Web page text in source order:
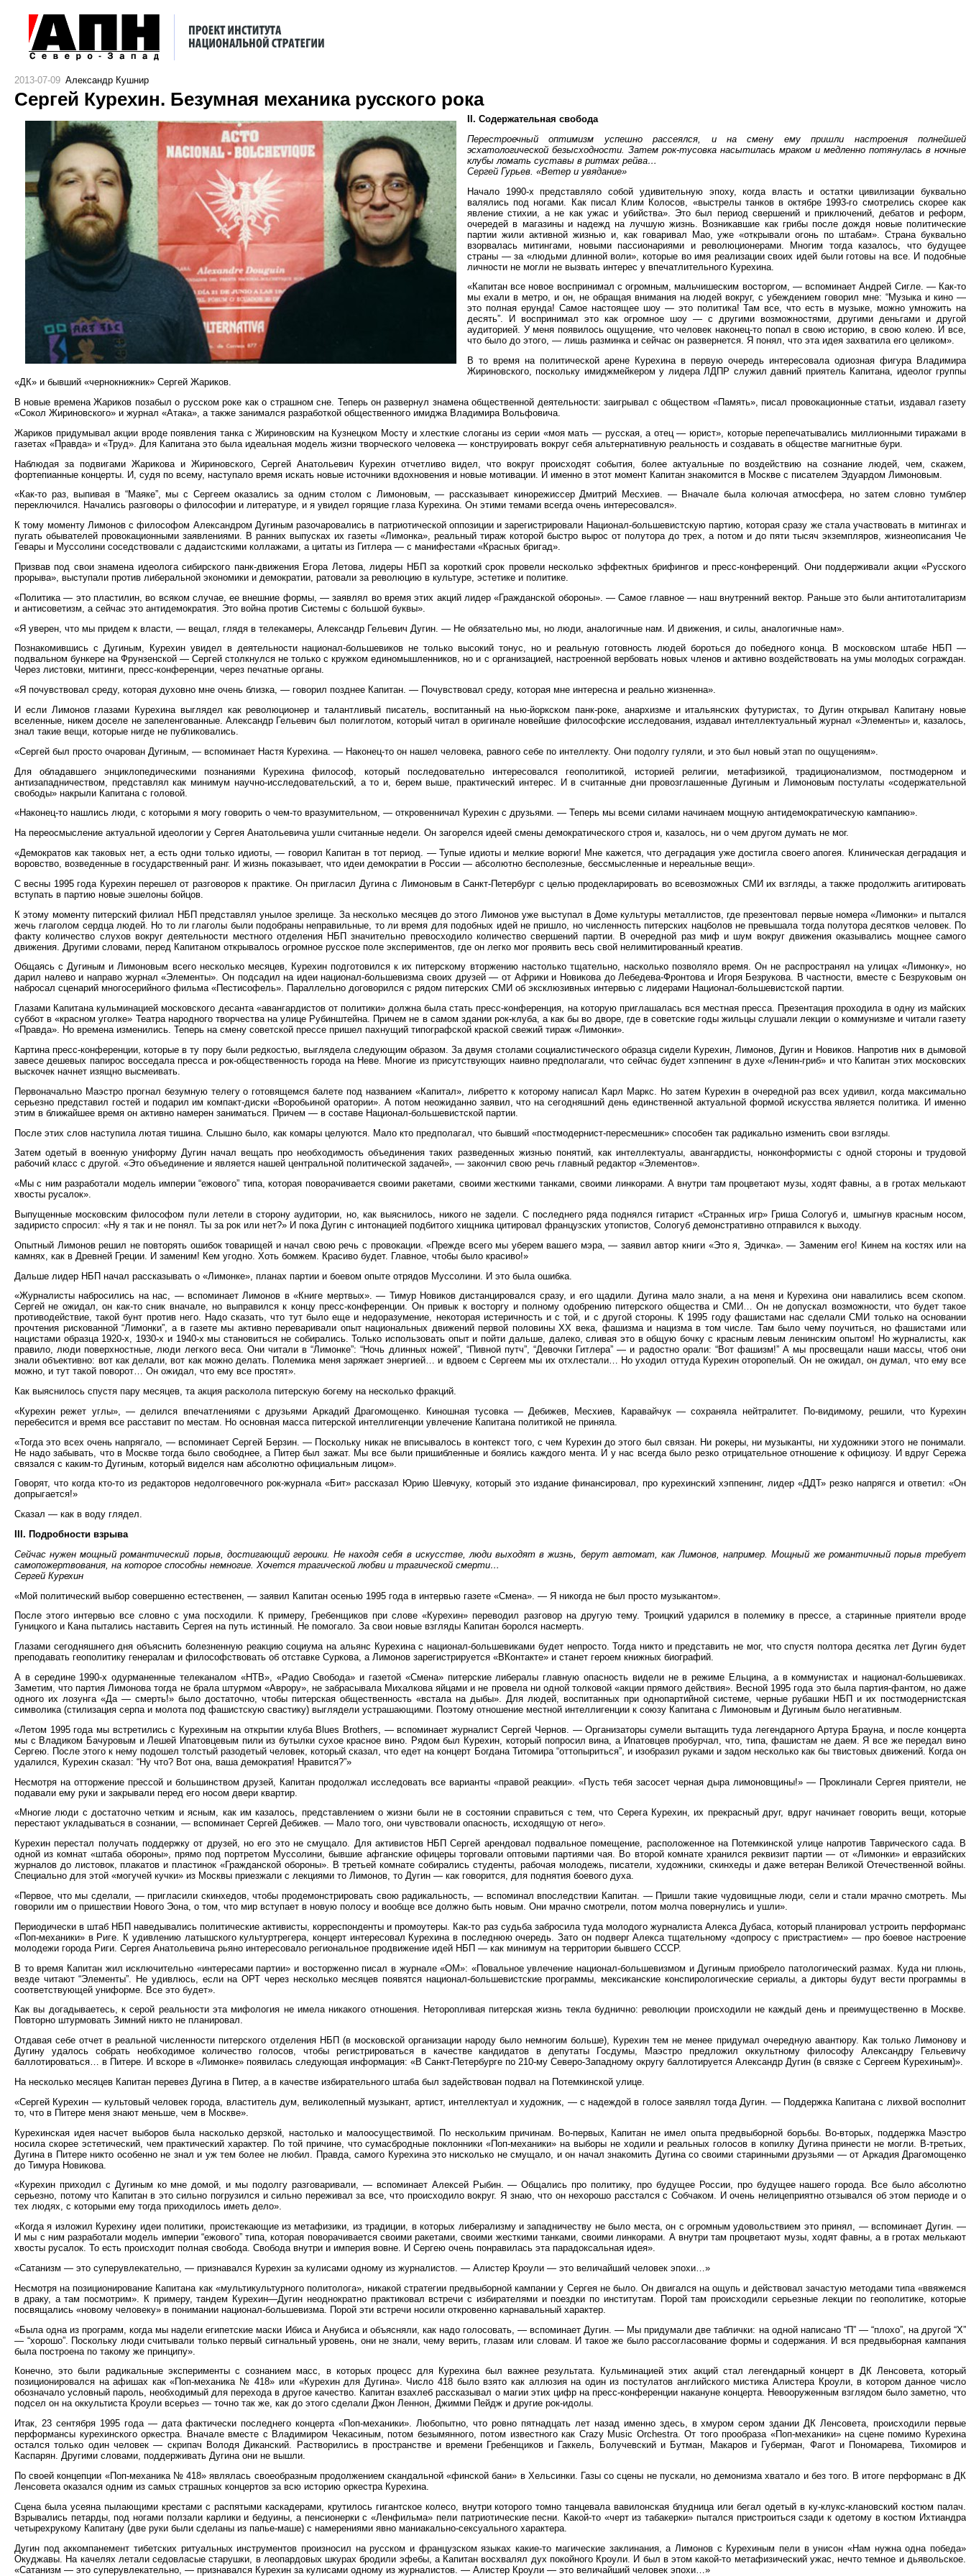
2013-07-09 Александр Кушнир
Сергей Курехин. Безумная механика русского рока
II. Содержательная свобода
Перестроечный оптимизм успешно рассеялся, и на смену ему пришли настроения полнейшей
эсхатологической безысходности. Затем рок-тусовка насытилась мраком и медленно потянулась в ночные
клубы ломать суставы в ритмах рейва…
Сергей Гурьев. «Ветер и увядание»
Начало 1990-х представляло собой удивительную эпоху, когда власть и остатки цивилизации буквально
валялись под ногами. Как писал Клим Колосов, «выстрелы танков в октябре 1993-го смотрелись скорее как
явление стихии, а не как ужас и убийства». Это был период свершений и приключений, дебатов и реформ,
очередей в магазины и надежд на лучшую жизнь. Возникавшие как грибы после дождя новые политические
партии жили активной жизнью и, как говаривал Мао, уже «открывали огонь по штабам». Страна буквально
взорвалась митингами, новыми пассионариями и революционерами. Многим тогда казалось, что будущее
страны — за «людьми длинной воли», которые во имя реализации своих идей были готовы на все. И подобные
личности не могли не вызвать интерес у впечатлительного Курехина.
«Капитан все новое воспринимал с огромным, мальчишеским восторгом, — вспоминает Андрей Сигле. — Как-то
мы ехали в метро, и он, не обращая внимания на людей вокруг, с убеждением говорил мне: “Музыка и кино —
это полная ерунда! Самое настоящее шоу — это политика! Там все, что есть в музыке, можно умножить на
десять”. И воспринимал это как огромное шоу — с другими возможностями, другими деньгами и другой
аудиторией. У меня появилось ощущение, что человек наконец-то попал в свою историю, в свою колею. И все,
что было до этого, — лишь разминка и сейчас он развернется. Я понял, что эта идея захватила его целиком».
В то время на политической арене Курехина в первую очередь интересовала одиозная фигура Владимира
Жириновского, поскольку имиджмейкером у лидера ЛДПР служил давний приятель Капитана, идеолог группы
«ДК» и бывший «чернокнижник» Сергей Жариков.
В новые времена Жариков позабыл о русском роке как о страшном сне. Теперь он развернул знамена общественной деятельности: заигрывал с обществом «Память», писал провокационные статьи, издавал газету
«Сокол Жириновского» и журнал «Атака», а также занимался разработкой общественного имиджа Владимира Вольфовича.
Жариков придумывал акции вроде появления танка с Жириновским на Кузнецком Мосту и хлесткие слоганы из серии «моя мать — русская, а отец — юрист», которые перепечатывались миллионными тиражами в
газетах «Правда» и «Труд». Для Капитана это была идеальная модель жизни творческого человека — конструировать вокруг себя альтернативную реальность и создавать в обществе магнитные бури.
Наблюдая за подвигами Жарикова и Жириновского, Сергей Анатольевич Курехин отчетливо видел, что вокруг происходят события, более актуальные по воздействию на сознание людей, чем, скажем,
фортепианные концерты. И, судя по всему, наступало время искать новые источники вдохновения и новые мотивации. И именно в этот момент Капитан знакомится в Москве с писателем Эдуардом Лимоновым.
«Как-то раз, выпивая в “Маяке”, мы с Сергеем оказались за одним столом с Лимоновым, — рассказывает кинорежиссер Дмитрий Месхиев. — Вначале была колючая атмосфера, но затем словно тумблер
переключился. Начались разговоры о философии и литературе, и я увидел горящие глаза Курехина. Он этими темами всегда очень интересовался».
К тому моменту Лимонов с философом Александром Дугиным разочаровались в патриотической оппозиции и зарегистрировали Национал-большевистскую партию, которая сразу же стала участвовать в митингах и
пугать обывателей провокационными заявлениями. В ранних выпусках их газеты «Лимонка», реальный тираж которой быстро вырос от полутора до трех, а потом и до пяти тысяч экземпляров, жизнеописания Че
Гевары и Муссолини соседствовали с дадаистскими коллажами, а цитаты из Гитлера — с манифестами «Красных бригад».
Призвав под свои знамена идеолога сибирского панк-движения Егора Летова, лидеры НБП за короткий срок провели несколько эффектных брифингов и пресс-конференций. Они поддерживали акции «Русского
прорыва», выступали против либеральной экономики и демократии, ратовали за революцию в культуре, эстетике и политике.
«Политика — это пластилин, во всяком случае, ее внешние формы, — заявлял во время этих акций лидер «Гражданской обороны». — Самое главное — наш внутренний вектор. Раньше это были антитоталитаризм
и антисоветизм, а сейчас это антидемократия. Это война против Системы с большой буквы».
«Я уверен, что мы придем к власти, — вещал, глядя в телекамеры, Александр Гельевич Дугин. — Не обязательно мы, но люди, аналогичные нам. И движения, и силы, аналогичные нам».
Познакомившись с Дугиным, Курехин увидел в деятельности национал-большевиков не только высокий тонус, но и реальную готовность людей бороться до победного конца. В московском штабе НБП —
подвальном бункере на Фрунзенской — Сергей столкнулся не только с кружком единомышленников, но и с организацией, настроенной вербовать новых членов и активно воздействовать на умы молодых сограждан.
Через листовки, митинги, пресс-конференции, через печатные органы.
«Я почувствовал среду, которая духовно мне очень близка, — говорил позднее Капитан. — Почувствовал среду, которая мне интересна и реально жизненна».
И если Лимонов глазами Курехина выглядел как революционер и талантливый писатель, воспитанный на нью-йоркском панк-роке, анархизме и итальянских футуристах, то Дугин открывал Капитану новые
вселенные, никем доселе не запеленгованные. Александр Гельевич был полиглотом, который читал в оригинале новейшие философские исследования, издавал интеллектуальный журнал «Элементы» и, казалось,
знал такие вещи, которые нигде не публиковались.
«Сергей был просто очарован Дугиным, — вспоминает Настя Курехина. — Наконец-то он нашел человека, равного себе по интеллекту. Они подолгу гуляли, и это был новый этап по ощущениям».
Для обладавшего энциклопедическими познаниями Курехина философ, который последовательно интересовался геополитикой, историей религии, метафизикой, традиционализмом, постмодерном и
антизападничеством, представлял как минимум научно-исследовательский, а то и, берем выше, практический интерес. И в считанные дни провозглашенные Дугиным и Лимоновым постулаты «содержательной
свободы» накрыли Капитана с головой.
«Наконец-то нашлись люди, с которыми я могу говорить о чем-то вразумительном, — откровенничал Курехин с друзьями. — Теперь мы всеми силами начинаем мощную антидемократическую кампанию».
На переосмысление актуальной идеологии у Сергея Анатольевича ушли считанные недели. Он загорелся идеей смены демократического строя и, казалось, ни о чем другом думать не мог.
«Демократов как таковых нет, а есть одни только идиоты, — говорил Капитан в тот период. — Тупые идиоты и мелкие ворюги! Мне кажется, что деградация уже достигла своего апогея. Клиническая деградация и
воровство, возведенные в государственный ранг. И жизнь показывает, что идеи демократии в России — абсолютно бесполезные, бессмысленные и нереальные вещи».
С весны 1995 года Курехин перешел от разговоров к практике. Он пригласил Дугина с Лимоновым в Санкт-Петербург с целью продекларировать во всевозможных СМИ их взгляды, а также продолжить агитировать
вступать в партию новые эшелоны бойцов.
К этому моменту питерский филиал НБП представлял унылое зрелище. За несколько месяцев до этого Лимонов уже выступал в Доме культуры металлистов, где презентовал первые номера «Лимонки» и пытался
жечь глаголом сердца людей. Но то ли глаголы были подобраны неправильные, то ли время для подобных идей не пришло, но численность питерских нацболов не превышала тогда полутора десятков человек. По
факту количество слухов вокруг деятельности местного отделения НБП значительно превосходило количество свершений партии. В очередной раз миф и шум вокруг движения оказывались мощнее самого
движения. Другими словами, перед Капитаном открывалось огромное русское поле экспериментов, где он легко мог проявить весь свой нелимитированный креатив.
Общаясь с Дугиным и Лимоновым всего несколько месяцев, Курехин подготовился к их питерскому вторжению настолько тщательно, насколько позволяло время. Он не распространял на улицах «Лимонку», но
дарил налево и направо журнал «Элементы». Он подсадил на идеи национал-большевизма своих друзей — от Африки и Новикова до Лебедева-Фронтова и Игоря Безрукова. В частности, вместе с Безруковым он
набросал сценарий многосерийного фильма «Пестисофель». Параллельно договорился с рядом питерских СМИ об эксклюзивных интервью с лидерами Национал-большевистской партии.
Глазами Капитана кульминацией московского десанта «авангардистов от политики» должна была стать пресс-конференция, на которую приглашалась вся местная пресса. Презентация проходила в одну из майских
суббот в «красном уголке» Театра народного творчества на улице Рубинштейна. Причем не в самом здании рок-клуба, а как бы во дворе, где в советские годы жильцы слушали лекции о коммунизме и читали газету
«Правда». Но времена изменились. Теперь на смену советской прессе пришел пахнущий типографской краской свежий тираж «Лимонки».
Картина пресс-конференции, которые в ту пору были редкостью, выглядела следующим образом. За двумя столами социалистического образца сидели Курехин, Лимонов, Дугин и Новиков. Напротив них в дымовой
завесе дешевых папирос восседала пресса и рок-общественность города на Неве. Многие из присутствующих наивно предполагали, что сейчас будет хэппенинг в духе «Ленин-гриб» и что Капитан этих московских
выскочек начнет изящно высмеивать.
Первоначально Маэстро прогнал безумную телегу о готовящемся балете под названием «Капитал», либретто к которому написал Карл Маркс. Но затем Курехин в очередной раз всех удивил, когда максимально
серьезно представил гостей и подарил им компакт-диски «Воробьиной оратории». А потом неожиданно заявил, что на сегодняшний день единственной актуальной формой искусства является политика. И именно
этим в ближайшее время он активно намерен заниматься. Причем — в составе Национал-большевистской партии.
После этих слов наступила лютая тишина. Слышно было, как комары целуются. Мало кто предполагал, что бывший «постмодернист-пересмешник» способен так радикально изменить свои взгляды.
Затем одетый в военную униформу Дугин начал вещать про необходимость объединения таких разведенных жизнью понятий, как интеллектуалы, авангардисты, нонконформисты с одной стороны и трудовой
рабочий класс с другой. «Это объединение и является нашей центральной политической задачей», — закончил свою речь главный редактор «Элементов».
«Мы с ним разработали модель империи “ежового” типа, которая поворачивается своими ракетами, своими жесткими танками, своими линкорами. А внутри там процветают музы, ходят фавны, а в гротах мелькают
хвосты русалок».
Выпущенные московским философом пули летели в сторону аудитории, но, как выяснилось, никого не задели. С последнего ряда поднялся гитарист «Странных игр» Гриша Сологуб и, шмыгнув красным носом,
задиристо спросил: «Ну я так и не понял. Ты за рок или нет?» И пока Дугин с интонацией подбитого хищника цитировал французских утопистов, Сологуб демонстративно отправился к выходу.
Опытный Лимонов решил не повторять ошибок товарищей и начал свою речь с провокации. «Прежде всего мы уберем вашего мэра, — заявил автор книги «Это я, Эдичка». — Заменим его! Кинем на костях или на
камнях, как в Древней Греции. И заменим! Кем угодно. Хоть бомжем. Красиво будет. Главное, чтобы было красиво!»
Дальше лидер НБП начал рассказывать о «Лимонке», планах партии и боевом опыте отрядов Муссолини. И это была ошибка.
«Журналисты набросились на нас, — вспоминает Лимонов в «Книге мертвых». — Тимур Новиков дистанцировался сразу, и его щадили. Дугина мало знали, а на меня и Курехина они навалились всем скопом.
Сергей не ожидал, он как-то сник вначале, но выправился к концу пресс-конференции. Он привык к восторгу и полному одобрению питерского общества и СМИ… Он не допускал возможности, что будет такое
противодействие, такой бунт против него. Надо сказать, что тут было еще и недоразумение, некоторая истеричность и с той, и с другой стороны. К 1995 году фашистами нас сделали СМИ только на основании
прочтения рискованной “Лимонки”, а в газете мы активно переваривали опыт национальных движений первой половины ХХ века, фашизма и нацизма в том числе. Там было чему поучиться, но фашистами или
нацистами образца 1920-х, 1930-х и 1940-х мы становиться не собирались. Только использовать опыт и пойти дальше, далеко, сливая это в общую бочку с красным левым ленинским опытом! Но журналисты, как
правило, люди поверхностные, люди легкого веса. Они читали в “Лимонке”: “Ночь длинных ножей”, “Пивной путч”, “Девочки Гитлера” — и радостно орали: “Вот фашизм!” А мы просвещали наши массы, чтоб они
знали объективно: вот как делали, вот как можно делать. Полемика меня заряжает энергией… и вдвоем с Сергеем мы их отхлестали… Но уходил оттуда Курехин оторопелый. Он не ожидал, он думал, что ему все
можно, и тут такой поворот… Он ожидал, что ему все простят».
Как выяснилось спустя пару месяцев, та акция расколола питерскую богему на несколько фракций.
«Курехин режет углы», — делился впечатлениями с друзьями Аркадий Драгомощенко. Киношная тусовка — Дебижев, Месхиев, Каравайчук — сохраняла нейтралитет. По-видимому, решили, что Курехин
перебесится и время все расставит по местам. Но основная масса питерской интеллигенции увлечение Капитана политикой не приняла.
«Тогда это всех очень напрягало, — вспоминает Сергей Берзин. — Поскольку никак не вписывалось в контекст того, с чем Курехин до этого был связан. Ни рокеры, ни музыканты, ни художники этого не понимали.
Не надо забывать, что в Москве тогда было свободнее, а Питер был зажат. Мы все были пришибленные и боялись каждого мента. И у нас всегда было резко отрицательное отношение к официозу. И вдруг Сережа
связался с каким-то Дугиным, который виделся нам абсолютно официальным лицом».
Говорят, что когда кто-то из редакторов недолговечного рок-журнала «Бит» рассказал Юрию Шевчуку, который это издание финансировал, про курехинский хэппенинг, лидер «ДДТ» резко напрягся и ответил: «Он
допрыгается!»
Сказал — как в воду глядел.
III. Подробности взрыва
Сейчас нужен мощный романтический порыв, достигающий героики. Не находя себя в искусстве, люди выходят в жизнь, берут автомат, как Лимонов, например. Мощный же романтичный порыв требует
самопожертвования, на которое способны немногие. Хочется трагической любви и трагической смерти…
Сергей Курехин
«Мой политический выбор совершенно естественен, — заявил Капитан осенью 1995 года в интервью газете «Смена». — Я никогда не был просто музыкантом».
После этого интервью все словно с ума посходили. К примеру, Гребенщиков при слове «Курехин» переводил разговор на другую тему. Троицкий ударился в полемику в прессе, а старинные приятели вроде
Гуницкого и Кана пытались наставить Сергея на путь истинный. Не помогало. За свои новые взгляды Капитан боролся насмерть.
Глазами сегодняшнего дня объяснить болезненную реакцию социума на альянс Курехина с национал-большевиками будет непросто. Тогда никто и представить не мог, что спустя полтора десятка лет Дугин будет
преподавать геополитику генералам и философствовать об отставке Суркова, а Лимонов зарегистрируется «ВКонтакте» и станет героем книжных биографий.
А в середине 1990-х одурманенные телеканалом «НТВ», «Радио Свобода» и газетой «Смена» питерские либералы главную опасность видели не в режиме Ельцина, а в коммунистах и национал-большевиках.
Заметим, что партия Лимонова тогда не брала штурмом «Аврору», не забрасывала Михалкова яйцами и не провела ни одной толковой «акции прямого действия». Весной 1995 года это была партия-фантом, но даже
одного их лозунга «Да — смерть!» было достаточно, чтобы питерская общественность «встала на дыбы». Для людей, воспитанных при однопартийной системе, черные рубашки НБП и их постмодернистская
символика (стилизация серпа и молота под фашистскую свастику) выглядели устрашающими. Поэтому отношение местной интеллигенции к союзу Капитана с Лимоновым и Дугиным было негативным.
«Летом 1995 года мы встретились с Курехиным на открытии клуба Blues Brothers, — вспоминает журналист Сергей Чернов. — Организаторы сумели вытащить туда легендарного Артура Брауна, и после концерта
мы с Владиком Бачуровым и Лешей Ипатовцевым пили из бутылки сухое красное вино. Рядом был Курехин, который попросил вина, а Ипатовцев пробурчал, что, типа, фашистам не даем. Я все же передал вино
Сергею. После этого к нему подошел толстый разодетый человек, который сказал, что едет на концерт Богдана Титомира “оттопыриться”, и изобразил руками и задом несколько как бы твистовых движений. Когда он
удалился, Курехин сказал: “Ну что? Вот она, ваша демократия! Нравится?”»
Несмотря на отторжение прессой и большинством друзей, Капитан продолжал исследовать все варианты «правой реакции». «Пусть тебя засосет черная дыра лимоновщины!» — Проклинали Сергея приятели, не
подавали ему руки и закрывали перед его носом двери квартир.
«Многие люди с достаточно четким и ясным, как им казалось, представлением о жизни были не в состоянии справиться с тем, что Серега Курехин, их прекрасный друг, вдруг начинает говорить вещи, которые
перестают укладываться в сознании, — вспоминает Сергей Дебижев. — Мало того, они чувствовали опасность, исходящую от него».
Курехин перестал получать поддержку от друзей, но его это не смущало. Для активистов НБП Сергей арендовал подвальное помещение, расположенное на Потемкинской улице напротив Таврического сада. В
одной из комнат «штаба обороны», прямо под портретом Муссолини, бывшие афганские офицеры торговали оптовыми партиями чая. Во второй комнате хранился реквизит партии — от «Лимонки» и евразийских
журналов до листовок, плакатов и пластинок «Гражданской обороны». В третьей комнате собирались студенты, рабочая молодежь, писатели, художники, скинхеды и даже ветеран Великой Отечественной войны.
Специально для этой «могучей кучки» из Москвы приезжали с лекциями то Лимонов, то Дугин — как говорится, для поднятия боевого духа.
«Первое, что мы сделали, — пригласили скинхедов, чтобы продемонстрировать свою радикальность, — вспоминал впоследствии Капитан. — Пришли такие чудовищные люди, сели и стали мрачно смотреть. Мы
говорили им о пришествии Нового Эона, о том, что мир вступает в новую полосу и вообще все должно быть новым. Они мрачно смотрели, потом молча повернулись и ушли».
Периодически в штаб НБП наведывались политические активисты, корреспонденты и промоутеры. Как-то раз судьба забросила туда молодого журналиста Алекса Дубаса, который планировал устроить перформанс
«Поп-механики» в Риге. К удивлению латышского культуртрегера, концерт интересовал Курехина в последнюю очередь. Зато он подверг Алекса тщательному «допросу с пристрастием» — про боевое настроение
молодежи города Риги. Сергея Анатольевича рьяно интересовало региональное продвижение идей НБП — как минимум на территории бывшего СССР.
В то время Капитан жил исключительно «интересами партии» и восторженно писал в журнале «ОМ»: «Повальное увлечение национал-большевизмом и Дугиным приобрело патологический размах. Куда ни плюнь,
везде читают “Элементы”. Не удивлюсь, если на ОРТ через несколько месяцев появятся национал-большевистские программы, мексиканские конспирологические сериалы, а дикторы будут вести программы в
соответствующей униформе. Все это будет».
Как вы догадываетесь, к серой реальности эта мифология не имела никакого отношения. Неторопливая питерская жизнь текла буднично: революции происходили не каждый день и преимущественно в Москве.
Повторно штурмовать Зимний никто не планировал.
Отдавая себе отчет в реальной численности питерского отделения НБП (в московской организации народу было немногим больше), Курехин тем не менее придумал очередную авантюру. Как только Лимонову и
Дугину удалось собрать необходимое количество голосов, чтобы регистрироваться в качестве кандидатов в депутаты Госдумы, Маэстро предложил оккультному философу Александру Гельевичу
баллотироваться… в Питере. И вскоре в «Лимонке» появилась следующая информация: «В Санкт-Петербурге по 210-му Северо-Западному округу баллотируется Александр Дугин (в связке с Сергеем Курехиным)».
На несколько месяцев Капитан перевез Дугина в Питер, а в качестве избирательного штаба был задействован подвал на Потемкинской улице.
«Сергей Курехин — культовый человек города, властитель дум, великолепный музыкант, артист, интеллектуал и художник, — с надеждой в голосе заявлял тогда Дугин. — Поддержка Капитана с лихвой восполнит
то, что в Питере меня знают меньше, чем в Москве».
Курехинская идея насчет выборов была насколько дерзкой, настолько и малоосуществимой. По нескольким причинам. Во-первых, Капитан не имел опыта предвыборной борьбы. Во-вторых, поддержка Маэстро
носила скорее эстетический, чем практический характер. По той причине, что сумасбродные поклонники «Поп-механики» на выборы не ходили и реальных голосов в копилку Дугина принести не могли. В-третьих,
Дугина в Питере никто особенно не знал и уж тем более не любил. Правда, самого Курехина это нисколько не смущало, и он начал знакомить Дугина со своими старинными друзьями — от Аркадия Драгомощенко
до Тимура Новикова.
«Курехин приходил с Дугиным ко мне домой, и мы подолгу разговаривали, — вспоминает Алексей Рыбин. — Общались про политику, про будущее России, про будущее нашего города. Все было абсолютно
серьезно, потому что Капитан в это сильно погрузился и сильно переживал за все, что происходило вокруг. Я знаю, что он нехорошо расстался с Собчаком. И очень нелицеприятно отзывался об этом периоде и о
тех людях, с которыми ему тогда приходилось иметь дело».
«Когда я изложил Курехину идеи политики, проистекающие из метафизики, из традиции, в которых либерализму и западничеству не было места, он с огромным удовольствием это принял, — вспоминает Дугин. —
И мы с ним разработали модель империи “ежового” типа, которая поворачивается своими ракетами, своими жесткими танками, своими линкорами. А внутри там процветают музы, ходят фавны, а в гротах мелькают
хвосты русалок. То есть происходит полная свобода. Свобода внутри и империя вовне. И Сергею очень понравилась эта парадоксальная идея».
«Сатанизм — это суперувлекательно, — признавался Курехин за кулисами одному из журналистов. — Алистер Кроули — это величайший человек эпохи…»
Несмотря на позиционирование Капитана как «мультикультурного политолога», никакой стратегии предвыборной кампании у Сергея не было. Он двигался на ощупь и действовал зачастую методами типа «ввяжемся
в драку, а там посмотрим». К примеру, тандем Курехин—Дугин неоднократно практиковал встречи с избирателями и поездки по институтам. Порой там происходили серьезные лекции по геополитике, которые
посвящались «новому человеку» в понимании национал-большевизма. Порой эти встречи носили откровенно карнавальный характер.
«Была одна из программ, когда мы надели египетские маски Ибиса и Анубиса и объясняли, как надо голосовать, — вспоминает Дугин. — Мы придумали две таблички: на одной написано “П” — “плохо”, на другой “Х”
— “хорошо”. Поскольку люди считывали только первый сигнальный уровень, они не знали, чему верить, глазам или словам. И такое же было рассогласование формы и содержания. И вся предвыборная кампания
была построена по такому же принципу».
Конечно, это были радикальные эксперименты с сознанием масс, в которых процесс для Курехина был важнее результата. Кульминацией этих акций стал легендарный концерт в ДК Ленсовета, который
позиционировался на афишах как «Поп-механика № 418» или «Курехин для Дугина». Число 418 было взято как аллюзия на один из постулатов английского мистика Алистера Кроули, в котором данное число
обозначало условный пароль, необходимый для перехода в другое качество. Капитан взахлеб рассказывал о магии этих цифр на пресс-конференции накануне концерта. Невооруженным взглядом было заметно, что
подсел он на оккультиста Кроули всерьез — точно так же, как до этого сделали Джон Леннон, Джимми Пейдж и другие рок-идолы.
Итак, 23 сентября 1995 года — дата фактически последнего концерта «Поп-механики». Любопытно, что ровно пятнадцать лет назад именно здесь, в хмуром сером здании ДК Ленсовета, происходили первые
перформансы курехинского оркестра. Вначале вместе с Владимиром Чекасиным, потом безымянного, потом известного как Crazy Music Orchestra. От того прообраза «Поп-механики» на сцене помимо Курехина
остался только один человек — скрипач Володя Диканский. Растворились в пространстве и времени Гребенщиков и Гаккель, Болучевский и Бутман, Макаров и Губерман, Фагот и Пономарева, Тихомиров и
Каспарян. Другими словами, поддерживать Дугина они не вышли.
По своей концепции «Поп-механика № 418» являлась своеобразным продолжением скандальной «финской бани» в Хельсинки. Газы со сцены не пускали, но демонизма хватало и без того. В итоге перформанс в ДК
Ленсовета оказался одним из самых страшных концертов за всю историю оркестра Курехина.
Сцена была усеяна пылающими крестами с распятыми каскадерами, крутилось гигантское колесо, внутри которого томно танцевала вавилонская блудница или бегал одетый в ку-клукс-клановский костюм палач.
Взрывались петарды, под ногами ползали карлики и бедуины, а пенсионерки с «Ленфильма» пели патриотические песни. Какой-то «черт из табакерки» пытался пристроиться сзади к одетому в костюм Ихтиандра
четырехрукому Капитану (две руки были сделаны из папье-маше) с намерениями явно маниакально-сексуального характера.
Дугин под аккомпанемент тибетских ритуальных инструментов произносил на русском и французском языках какие-то магические заклинания, а Лимонов с Курехиным пели в унисон «Нам нужна одна победа»
Окуджавы. На качелях летали седовласые старушки, в леопардовых шкурах бродили эфебы, а Капитан восхвалял дух покойного Кроули. И был в этом какой-то метафизический ужас, нечто темное и дьявольское.
«Сатанизм — это суперувлекательно, — признавался Курехин за кулисами одному из журналистов. — Алистер Кроули — это величайший человек эпохи…»